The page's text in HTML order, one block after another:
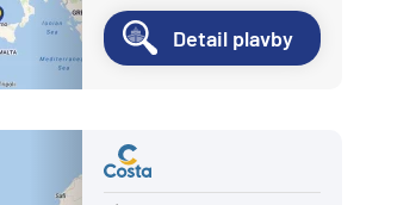
Detail plavby